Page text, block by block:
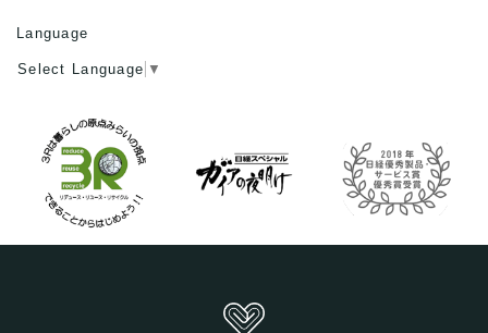
Language
Select Language ▼